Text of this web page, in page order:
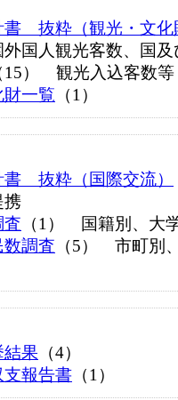
書 抜粋（観光・文化
国人観光客数、国
15） 観光入込客数等
一覧 （1）
書 抜粋（国際交流）
携
査 （1） 国籍別、大
調査 （5） 市町別
結果 （4）
報告書 （1）